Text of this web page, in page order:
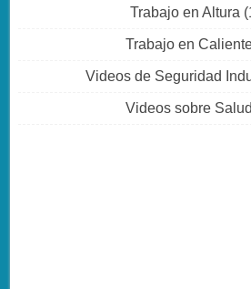
Trabajo en Altura
Trabajo en
Videos de Seguridad
Videos sobre Salud